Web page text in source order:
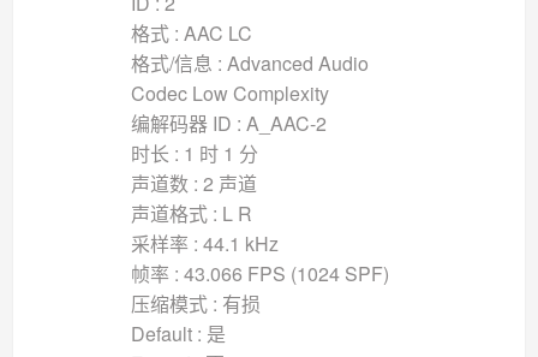
格式 : AAC LC
格式/信息 : Advanced Audio
Codec Low Complexity
编解码器 ID : A_AAC-2
时长 : 1 时 1 分
声道数 : 2 声道
声道格式 : L R
采样率 : 44.1 kHz
帧率 : 43.066 FPS (1024 SPF)
压缩模式 : 有损
Default : 是